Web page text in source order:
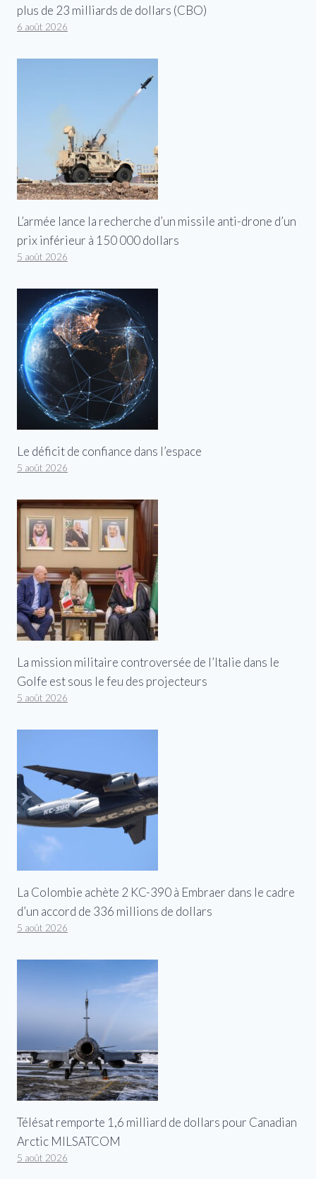
plus de 23 milliards de dollars (CBO)
6 août 2026
L’armée lance la recherche d’un missile anti-drone d’un
prix inférieur à 150 000 dollars
5 août 2026
Le déficit de confiance dans l’espace
5 août 2026
La mission militaire controversée de l’Italie dans le
Golfe est sous le feu des projecteurs
5 août 2026
La Colombie achète 2 KC-390 à Embraer dans le cadre
d’un accord de 336 millions de dollars
5 août 2026
Télésat remporte 1,6 milliard de dollars pour Canadian
Arctic MILSATCOM
5 août 2026